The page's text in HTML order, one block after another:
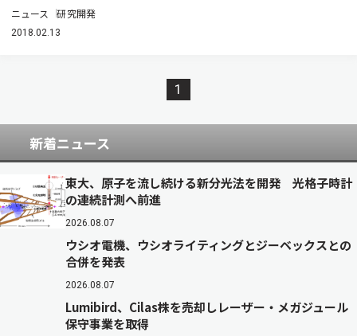
ニュース 研究開発
2018.02.13
1
新着ニュース
東大、原子を流し続ける新分光法を開発 光格子時計
の連続計測へ前進
2026.08.07
ウシオ電機、ウシオライティングとジーベックスとの
合併を発表
2026.08.07
Lumibird、Cilas株を売却しレーザー・メガジュール
保守事業を取得